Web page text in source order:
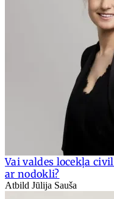
Vai valdes locekļa
ar nodokli?
Atbild Jūlija Sauša